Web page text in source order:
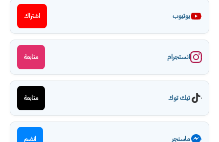
يوتيوب اشتراك
انستجرام متابعة
تيك توك متابعة
ماسنجر انضم